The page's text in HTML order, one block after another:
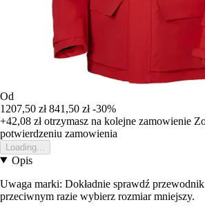
Od
1207,50 zł 841,50 zł -30%
+42,08 złotrzymasz na kolejne zamowienie
potwierdzeniu zamowienia
Loading...
Opis
Uwaga marki: Dokładnie sprawdź
przeciwnym razie wybierz rozmiar mniejszy.